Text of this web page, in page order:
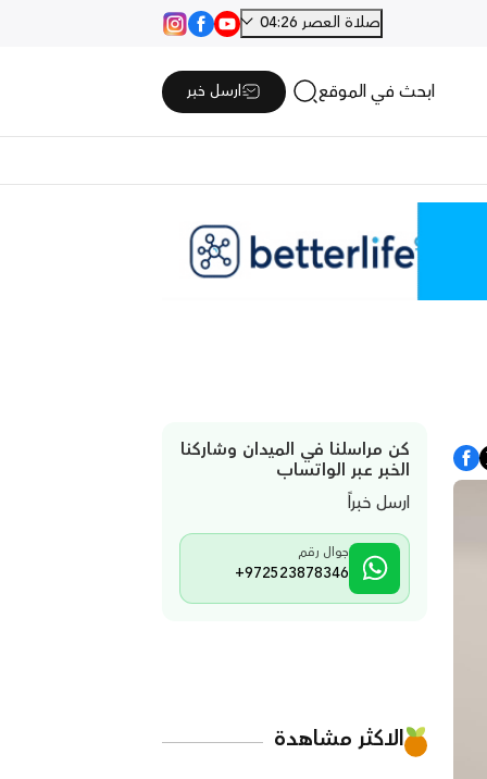
صلاة العصر 04:26
ابحث في الموقع ارسل خبر
كن مراسلنا في الميدان وشاركنا
الخبر عبر الواتساب
ارسل خبراً
جوال رقم
+972523878346
الاكثر مشاهدة